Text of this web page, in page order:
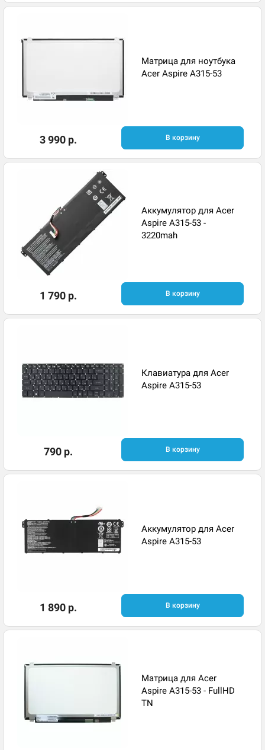
Матрица для ноутбука
Acer Aspire A315-53
3 990 р. В корзину
Аккумулятор для Acer
Aspire A315-53 -
3220mah
1 790 р. В корзину
Клавиатура для Acer
Aspire A315-53
790 р. В корзину
Аккумулятор для Acer
Aspire A315-53
1 890 р. В корзину
Матрица для Acer
Aspire A315-53 - FullHD
TN